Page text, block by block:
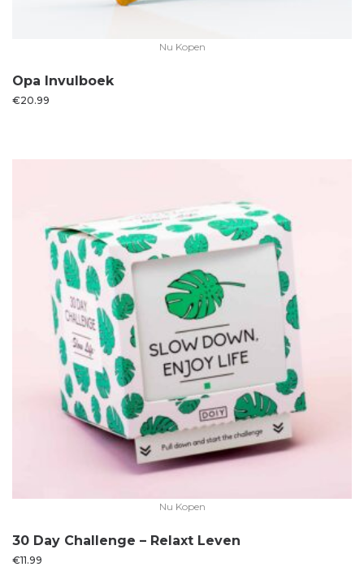
Nu Kopen
Opa Invulboek
€20.99
Nu Kopen
30 Day Challenge – Relaxt Leven
€11.99